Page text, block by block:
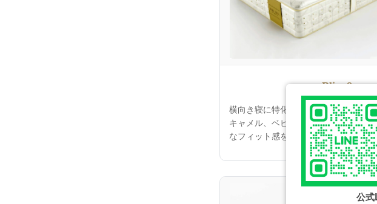
Bliss 8
横向き寝に特化した新ゾーニング。
キャメル、ベビーフォームを含む8層
なフィット感を実現。
公式